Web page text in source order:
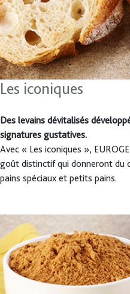
Les iconiques
Des levains dévitalisés
signatures gustatives.
Avec « Les iconiques »,
goût distinctif qui donneront du
pains spéciaux et petits pains.